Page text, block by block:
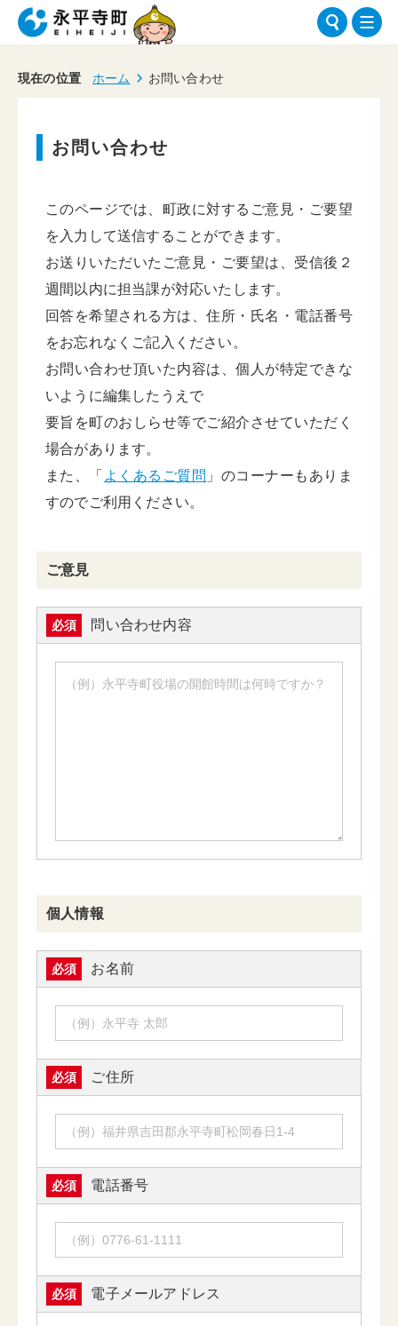
現在の位置 ホーム お問い合わせ
お問い合わせ
このページでは、町政に対するご意見・ご要望
を入力して送信することができます。
お送りいただいたご意見・ご要望は、受信後２
週間以内に担当課が対応いたします。
回答を希望される方は、住所・氏名・電話番号
をお忘れなくご記入ください。
お問い合わせ頂いた内容は、個人が特定できな
いように編集したうえで
要旨を町のおしらせ等でご紹介させていただく
場合があります。
また、「 よくあるご質問 」のコーナーもありま
すのでご利用ください。
ご意見
必須 問い合わせ内容
個人情報
必須 お名前
必須 ご住所
必須 電話番号
必須 電子メールアドレス